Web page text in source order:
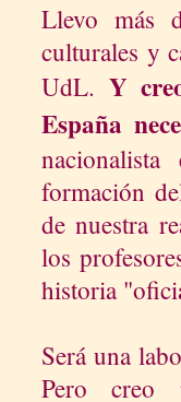
Llevo más
culturales y
UdL. Y
España
formación
de nuestra
los
historia
Será una
Pero creo